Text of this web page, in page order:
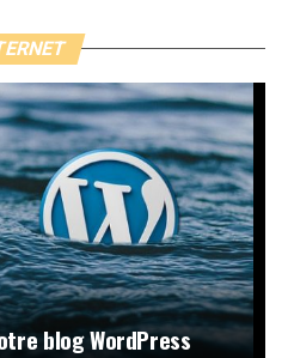
blog WordPress